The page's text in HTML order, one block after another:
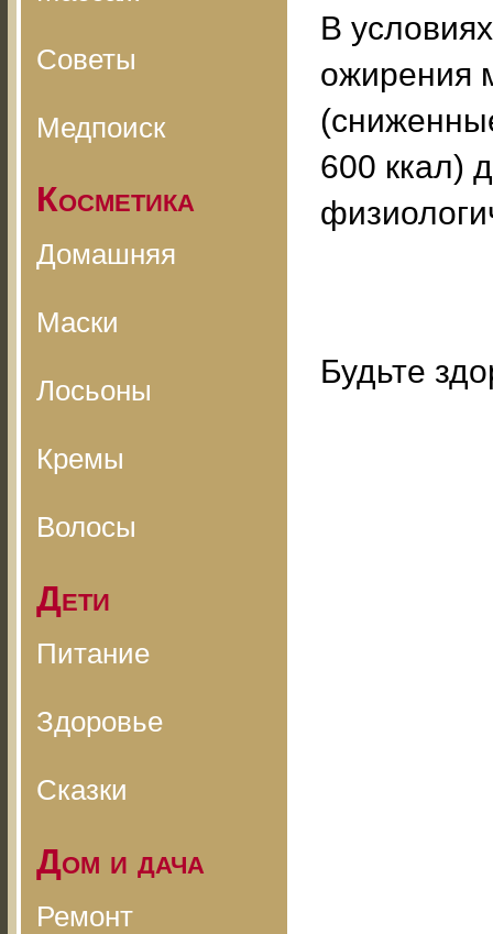
Советы
Медпоиск
Косметика
Домашняя
Маски
Лосьоны
Кремы
Волосы
Дети
Питание
Здоровье
Сказки
Дом и дача
Ремонт
В
ожирения
600 ккал)
Будьте